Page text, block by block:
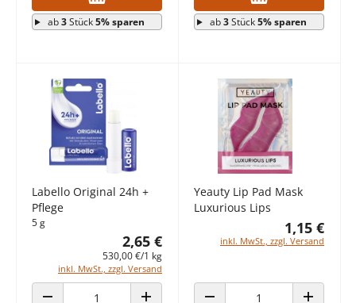
ab3Stück5% sparen ab3Stück5% sparen
Labello Original 24h +
Pflege
5 g
2,65 €
530,00 €/1 kg
inkl. MwSt., zzgl. Versand
Yeauty Lip Pad Mask
Luxurious Lips
1,15 €
inkl. MwSt., zzgl. Versand